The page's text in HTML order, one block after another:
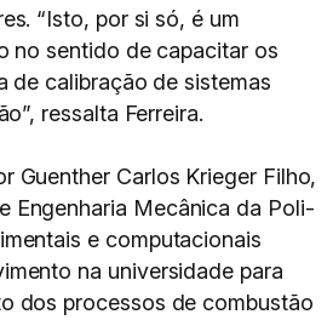
“Isto, por si só, é um
no sentido de capacitar os
de calibração de sistemas
ressalta Ferreira.
Guenther Carlos Krieger Filho,
Engenharia Mecânica da Poli-
e computacionais
na universidade para
dos processos de combustão